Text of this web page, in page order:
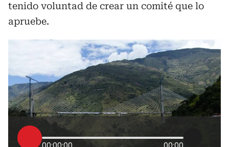
tenido voluntad de crear un comité que lo
apruebe.